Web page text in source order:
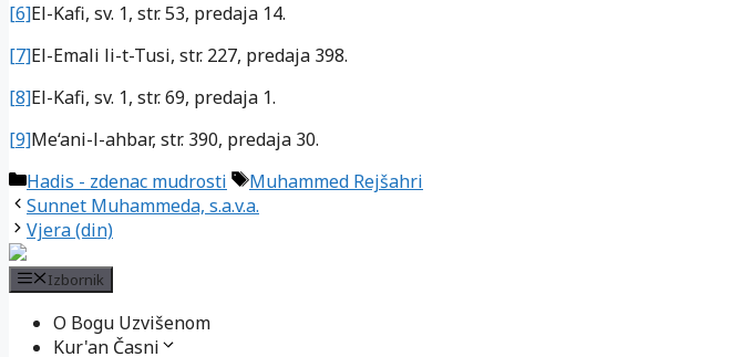
[6]El-Kafi, sv. 1, str. 53, predaja 14.
[7]El-Emali li-t-Tusi, str. 227, predaja 398.
[8]El-Kafi, sv. 1, str. 69, predaja 1.
[9]Me‘ani-l-ahbar, str. 390, predaja 30.
Kategorije
Hadis - zdenac mudrosti Oznake
Muhammed Rejšahri
Sunnet Muhammeda, s.a.v.a.
Vjera (din)
Izbornik
O Bogu Uzvišenom
Kur'an Časni